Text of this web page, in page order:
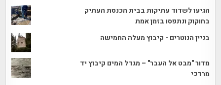
הגיעו לשדוד עתיקות בבית הכנסת העתיק
בחוקוק ונתפסו בזמן אמת
בניין הנוטרים - קיבוץ מעלה החמישה
מדור "מבט אל העבר" – מגדל המים קיבוץ יד
מרדכי